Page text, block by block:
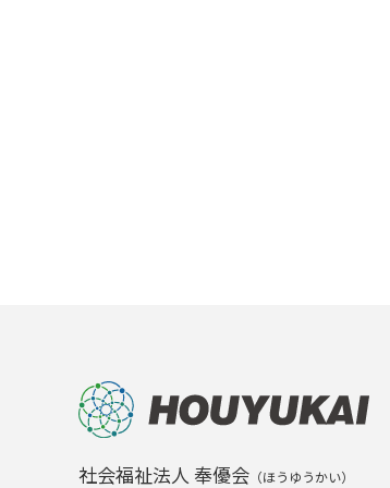
社会福祉法人 奉優会 （ほうゆうかい）